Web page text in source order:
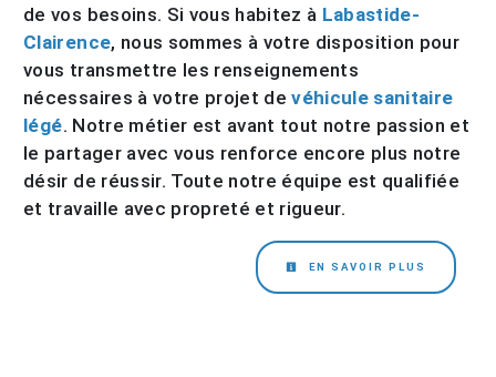
de vos besoins. Si vous habitez à Labastide-
Clairence, nous sommes à votre disposition pour
vous transmettre les renseignements
nécessaires à votre projet devéhicule sanitaire
légé. Notre métier est avant tout notre passion et
le partager avec vous renforce encore plus notre
désir de réussir. Toute notre équipe est qualifiée
et travaille avec propreté et rigueur.
EN SAVOIR PLUS